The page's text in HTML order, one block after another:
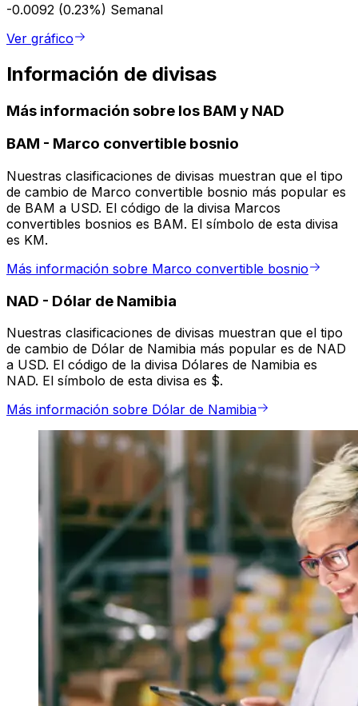
-0.0092 (0.23%) Semanal
Ver gráfico
Información de divisas
Más información sobre los BAM y NAD
BAM - Marco convertible bosnio
Nuestras clasificaciones de divisas muestran que el tipo
de cambio de Marco convertible bosnio más popular es
de BAM a USD. El código de la divisa Marcos
convertibles bosnios es BAM. El símbolo de esta divisa
es KM.
Más información sobre Marco convertible bosnio
NAD - Dólar de Namibia
Nuestras clasificaciones de divisas muestran que el tipo
de cambio de Dólar de Namibia más popular es de NAD
a USD. El código de la divisa Dólares de Namibia es
NAD. El símbolo de esta divisa es $.
Más información sobre Dólar de Namibia